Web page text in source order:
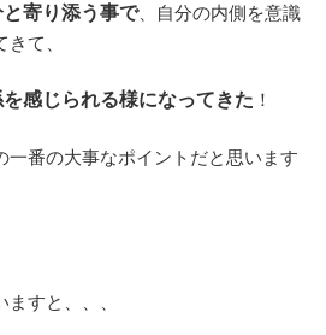
寄り添う事で、自分の内側を意識
て、
感じられる様になってきた ！
一番の大事なポイントだと思います
すと、、、